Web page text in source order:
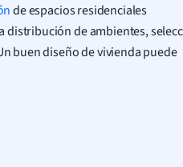
de espacios residenciales
distribución de ambientes,
buen diseño de vivienda puede